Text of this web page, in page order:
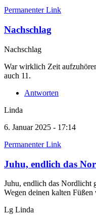
Permanenter Link
Nachschlag
Nachschlag
War wirklich Zeit
auch 11.
Antworten
Linda
6. Januar 2025 - 17:14
Permanenter Link
Juhu, endlich das
Juhu, endlich das Nordlicht
Wegen deinen kalten
Lg Linda